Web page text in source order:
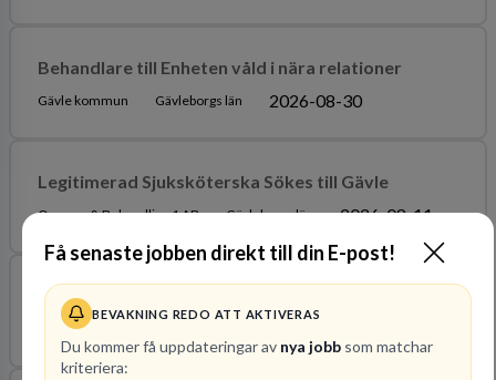
Få senaste jobben direkt till din E-post!
BEVAKNING REDO ATT AKTIVERAS
Du kommer få uppdateringar av nya jobb som matchar
kriteriera:
Behandlare till Enheten våld i nära relationer
Gävle kommun Gävleborgs län 2026-08-30
Legitimerad Sjuksköterska Sökes till Gävle
Omsorg & Behandling 1 AB Gävleborgs län 2026-08-11
Förändringsledare
Gävle kommun